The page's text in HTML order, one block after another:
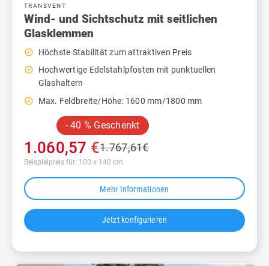
TRANSVENT
Wind- und Sichtschutz mit seitlichen
Glasklemmen
check_circle_outline Höchste Stabilität zum attraktiven Preis
check_circle_outline
Hochwertige Edelstahlpfosten mit punktuellen
Glashaltern
check_circle_outline Max. Feldbreite/Höhe: 1600 mm/1800 mm
- 40 % Geschenkt
1.767,61€
1.060,57 €
Beispielpreis für: 100 x 140 cm
Mehr Informationen
Jetzt konfigurieren